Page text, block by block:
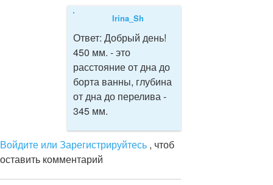
Irina_Sh
Ответ: Добрый день!
450 мм. - это
расстояние от дна до
борта ванны, глубина
от дна до перелива -
345 мм.
Войдите или Зарегистрируйтесь , чтоб
оставить комментарий